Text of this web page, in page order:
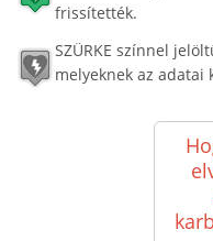
frissítették.
SZÜRKE színnel
melyeknek az adatai